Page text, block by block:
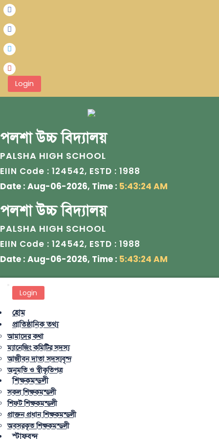
Login
পলশা উচ্চ বিদ্যালয়
PALSHA HIGH SCHOOL
EIIN Code : 124542, ESTD : 1988
Date : Aug-06-2026, Time : 5:43:24 AM
পলশা উচ্চ বিদ্যালয়
PALSHA HIGH SCHOOL
EIIN Code : 124542, ESTD : 1988
Date : Aug-06-2026, Time : 5:43:24 AM
Login
হোম
প্রাতিষ্ঠানিক তথ্য
আমাদের কথা
ম্যানেজিং কমিটির সদস্য
আজীবন দাতা সদস্যবৃন্দ
অনুমতি ও স্বীকৃতিপত্র
শিক্ষকমন্ডলী
সকল শিক্ষকমন্ডলী
শিফট শিক্ষকমন্ডলী
প্রাক্তন প্রধান শিক্ষকমন্ডলী
অবসরকৃত শিক্ষকমন্ডলী
স্টাফবৃন্দ